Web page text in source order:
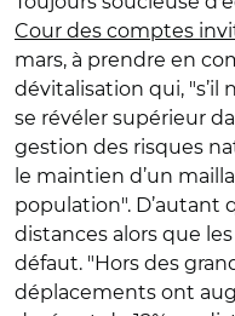
Cour des comptes
mars, à prendre en
dévitalisation qui, "s’il
se révéler supérieur
gestion des risques
le maintien d’un
population". D’autant
distances alors que
défaut. "Hors des
déplacements ont